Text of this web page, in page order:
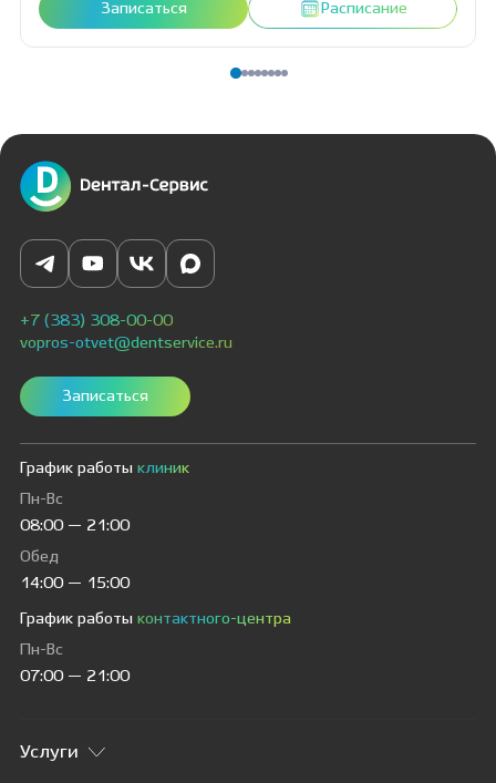
Записаться Расписание
+7 (383) 308-00-00
vopros-otvet@dentservice.ru
Записаться
График работы клиник
Пн-Вс
08:00 — 21:00
Обед
14:00 — 15:00
График работы контактного-центра
Пн-Вс
07:00 — 21:00
Услуги